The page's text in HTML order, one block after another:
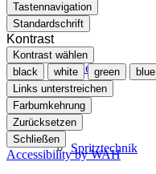
Mietgeräte
Spritztechnik
Tastennavigation
Standardschrift
Kontrast
Kontrast wählen
black
white green blue
Links unterstreichen
Farbumkehrung
Zurücksetzen
Schließen
Accessibility by WAH